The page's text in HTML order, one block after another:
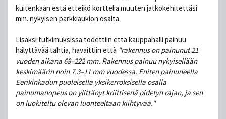
kuitenkaan estä etteikö korttelia muuten jatkokehitettäsi
mm. nykyisen parkkiaukion osalta.
Lisäksi tutkimuksissa todettiin että kauppahalli painuu
hälyttävää tahtia, havaittiin että "rakennus on painunut 21
vuoden aikana 68–222 mm. Rakennus painuu nykyisellään
keskimäärin noin 7,3–11 mm vuodessa. Eniten painuneella
Eerikinkadun puoleisella yksikerroksisella osalla
painumanopeus on ylittänyt kriittisenä pidetyn rajan, ja sen
on luokiteltu olevan luonteeltaan kiihtyvää."